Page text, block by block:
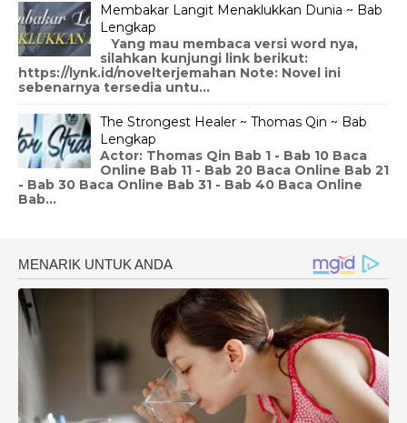
Membakar Langit Menaklukkan Dunia ~ Bab
Lengkap
Yang mau membaca versi word nya,
silahkan kunjungi link berikut:
https://lynk.id/novelterjemahan Note: Novel ini
sebenarnya tersedia untu...
The Strongest Healer ~ Thomas Qin ~ Bab
Lengkap
Actor: Thomas Qin Bab 1 - Bab 10 Baca
Online Bab 11 - Bab 20 Baca Online Bab 21
- Bab 30 Baca Online Bab 31 - Bab 40 Baca Online
Bab...